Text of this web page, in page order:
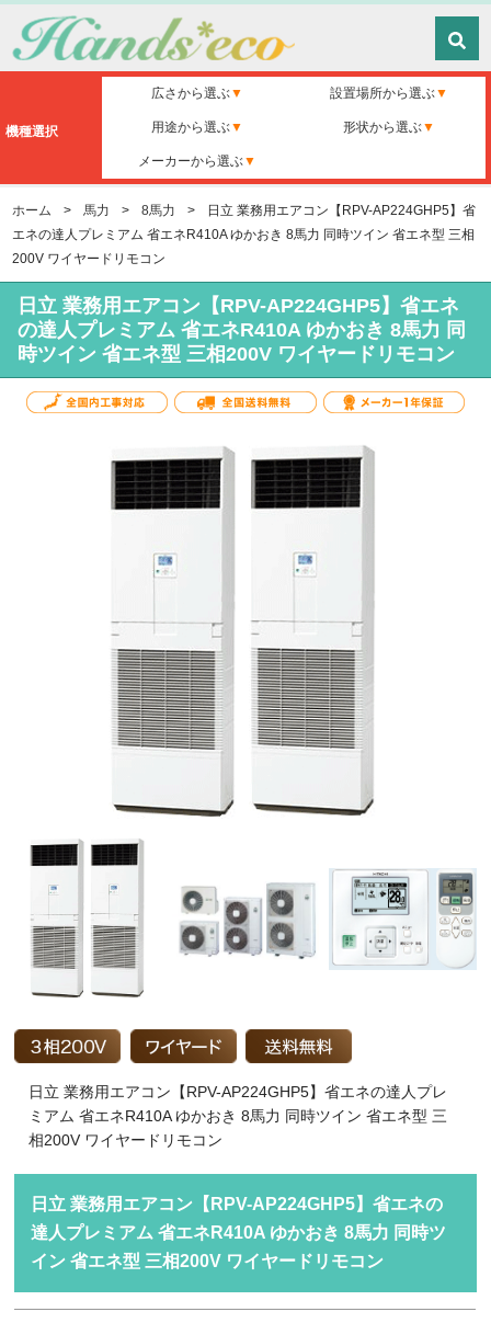
機種選択
広さから選ぶ 設置場所から選ぶ
用途から選ぶ 形状から選ぶ
メーカーから選ぶ
ホーム > 馬力 > 8馬力 >
日立 業務用エアコン【RPV-AP224GHP5】省
エネの達人プレミアム 省エネR410A ゆかおき 8馬力 同時ツイン 省エネ型 三相
200V ワイヤードリモコン
日立 業務用エアコン【RPV-AP224GHP5】省エネ
の達人プレミアム 省エネR410A ゆかおき 8馬力 同
時ツイン 省エネ型 三相200V ワイヤードリモコン
日立 業務用エアコン【RPV-AP224GHP5】省エネの達人プレ
ミアム 省エネR410A ゆかおき 8馬力 同時ツイン 省エネ型 三
相200V ワイヤードリモコン
日立 業務用エアコン【RPV-AP224GHP5】省エネの
達人プレミアム 省エネR410A ゆかおき 8馬力 同時ツ
イン 省エネ型 三相200V ワイヤードリモコン